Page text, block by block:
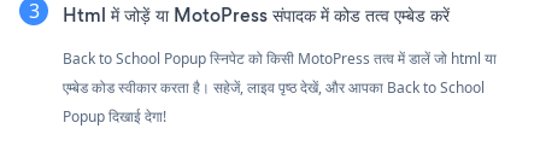
Html में जोड़ें या MotoPress संपादक में कोड तत्व एम्बेड करें
Back to School Popup स्निपेट को किसी MotoPress तत्व में डालें जो html या
एम्बेड कोड स्वीकार करता है। सहेजें, लाइव पृष्ठ देखें, और आपका Back to School
Popup दिखाई देगा!